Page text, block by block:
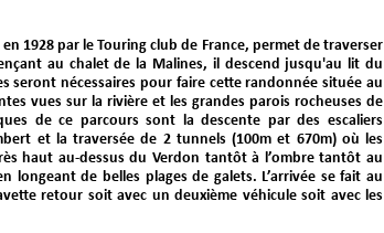
1928 par le Touring club de France, permet de traverser
au chalet de la Malines, il descend jusqu'au lit du
seront nécessaires pour faire cette randonnée située au
vues sur la rivière et les grandes parois rocheuses de
de ce parcours sont la descente par des escaliers
et la traversée de 2 tunnels (100m et 670m) où les
haut au-dessus du Verdon tantôt à l’ombre tantôt au
de belles plages de galets. L’arrivée se fait au
retour soit avec un deuxième véhicule soit avec les